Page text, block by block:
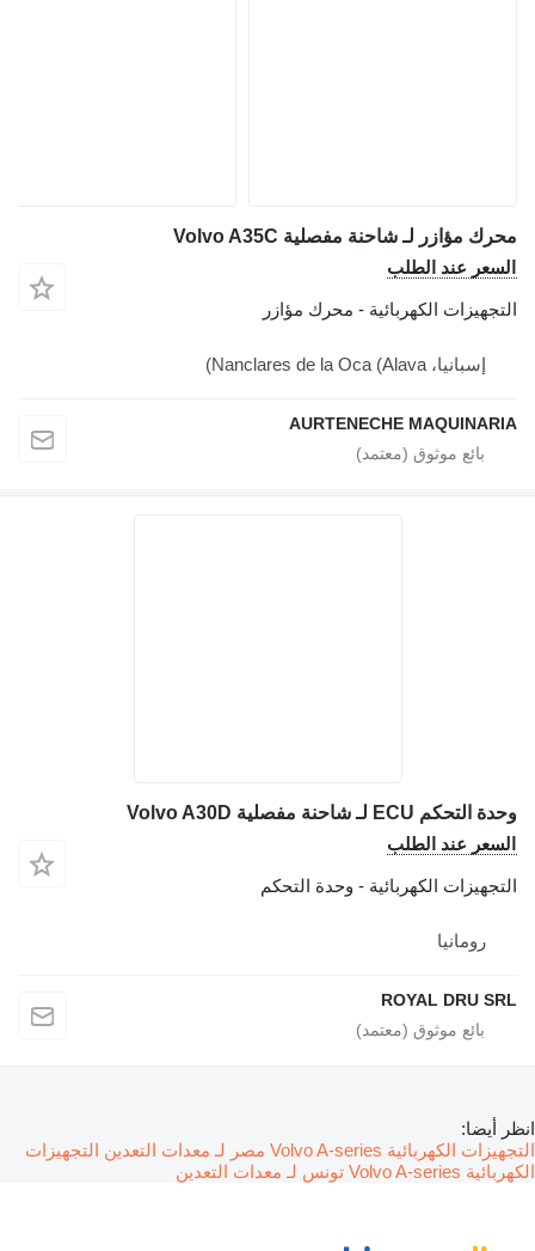
محرك مؤازر لـ شاحنة مفصلية Volvo A35C
السعر عند الطلب
التجهيزات الكهربائية - محرك مؤازر
إسبانيا، Nanclares de la Oca (Alava)
AURTENECHE MAQUINARIA
وحدة التحكم ECU لـ شاحنة مفصلية Volvo A30D
السعر عند الطلب
التجهيزات الكهربائية - وحدة التحكم
رومانيا
ROYAL DRU SRL
انظر أيضا:
التجهيزات الكهربائية Volvo A-series مصر لـ معدات التعدين
التجهيزات
الكهربائية Volvo A-series تونس لـ معدات التعدين